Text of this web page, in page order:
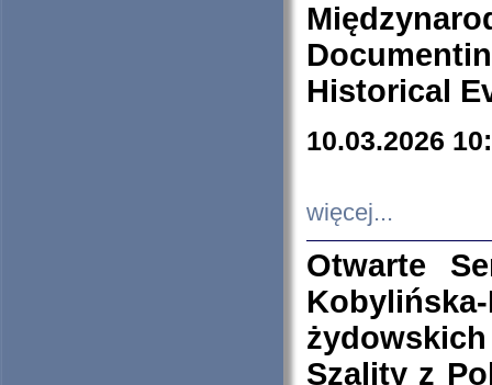
Historical
10.03.2026
więcej...
Otwarte
Szality z